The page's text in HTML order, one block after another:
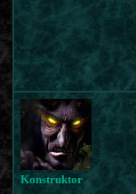
Konstruktor